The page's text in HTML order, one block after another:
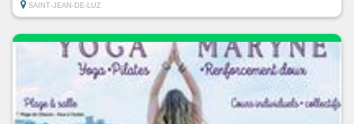
SAINT-JEAN-DE-LUZ